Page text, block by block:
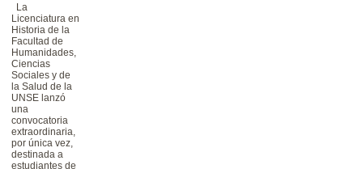
La
Licenciatura en
Historia de la
Facultad de
Humanidades,
Ciencias
Sociales y de
la Salud de la
UNSE lanzó
una
convocatoria
extraordinaria,
por única vez,
destinada a
estudiantes de